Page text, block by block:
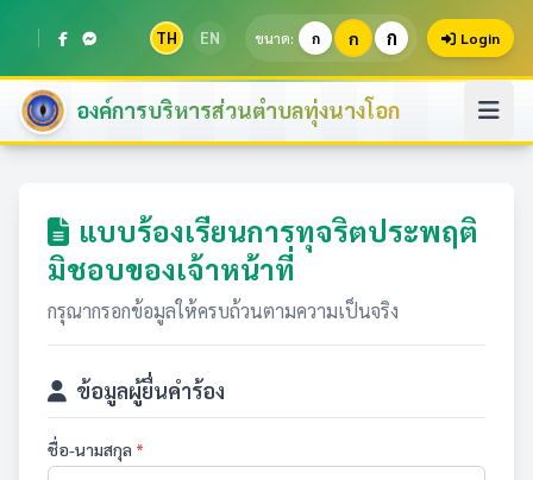
TH EN ขนาด: ก ก ก Login
องค์การบริหารส่วนตำบลทุ่งนางโอก
แบบร้องเรียนการทุจริตประพฤติ
มิชอบของเจ้าหน้าที่
กรุณากรอกข้อมูลให้ครบถ้วนตามความเป็นจริง
ข้อมูลผู้ยื่นคำร้อง
ชื่อ-นามสกุล *